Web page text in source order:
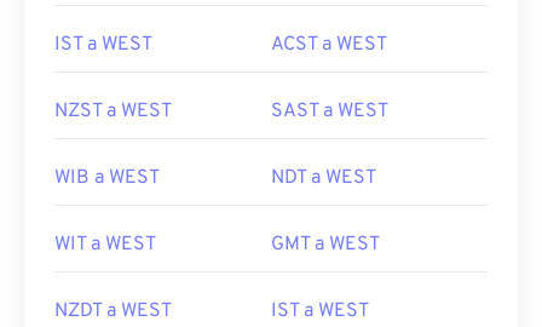
IST a WEST ACST a WEST
NZST a WEST SAST a WEST
WIB a WEST NDT a WEST
WIT a WEST GMT a WEST
NZDT a WEST IST a WEST